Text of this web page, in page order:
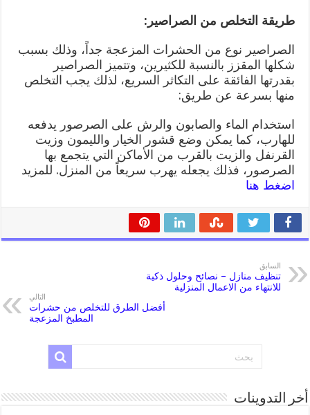
طريقة التخلص من الصراصير:
الصراصير نوع من الحشرات المزعجة جداً، وذلك بسبب
شكلها المقزز بالنسبة للكثيرين، وتتميز الصراصير
بقدرتها الفائقة على التكاثر السريع، لذلك يجب التخلص
منها بسرعة عن طريق:
استخدام الماء والصابون والرش على الصرصور يدفعه
للهارب، كما يمكن وضع قشور الخيار والليمون وزيت
القرنفل والزيت بالقرب من الأماكن التي يتجمع بها
الصرصور، فذلك يجعله يهرب سريعاً من المنزل. للمزيد
اضغط هنا
السابق
تنظيف منازل – نصائح وحلول ذكية
للانتهاء من الاعمال المنزلية
التالي
أفضل الطرق للتخلص من حشرات
المطبخ المزعجة
أخر التدوينات